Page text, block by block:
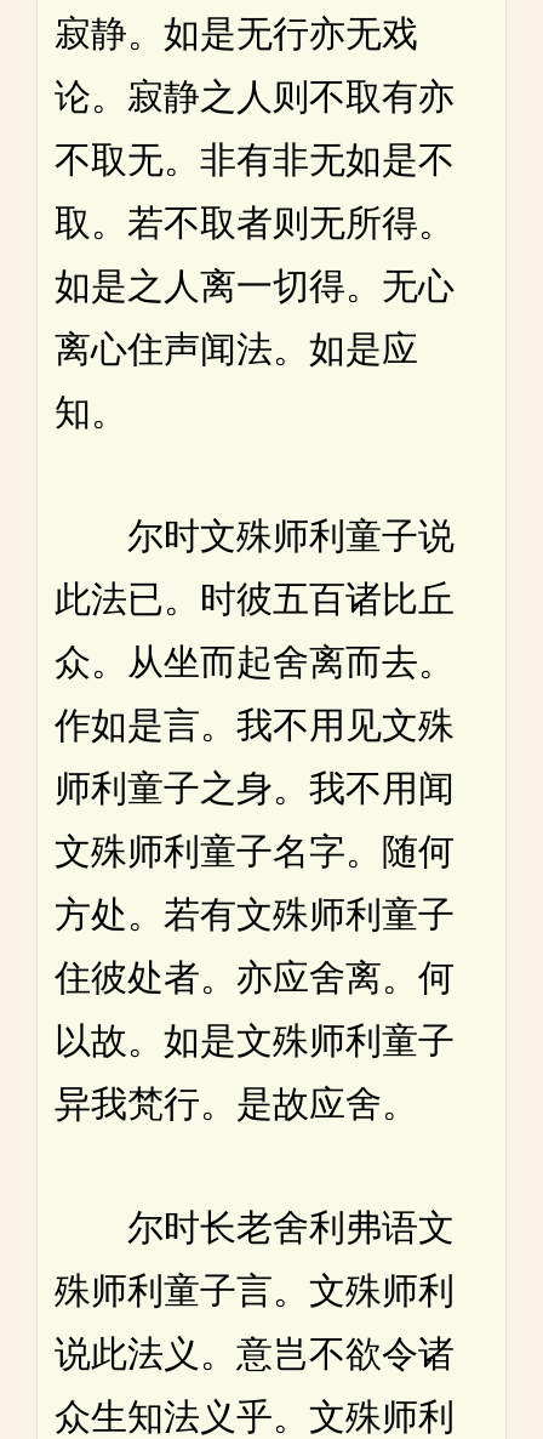
寂静。如是无行亦无戏
论。寂静之人则不取有亦
不取无。非有非无如是不
取。若不取者则无所得。
如是之人离一切得。无心
离心住声闻法。如是应
知。
尔时文殊师利童子说
此法已。时彼五百诸比丘
众。从坐而起舍离而去。
作如是言。我不用见文殊
师利童子之身。我不用闻
文殊师利童子名字。随何
方处。若有文殊师利童子
住彼处者。亦应舍离。何
以故。如是文殊师利童子
异我梵行。是故应舍。
尔时长老舍利弗语文
殊师利童子言。文殊师利
说此法义。意岂不欲令诸
众生知法义乎。文殊师利